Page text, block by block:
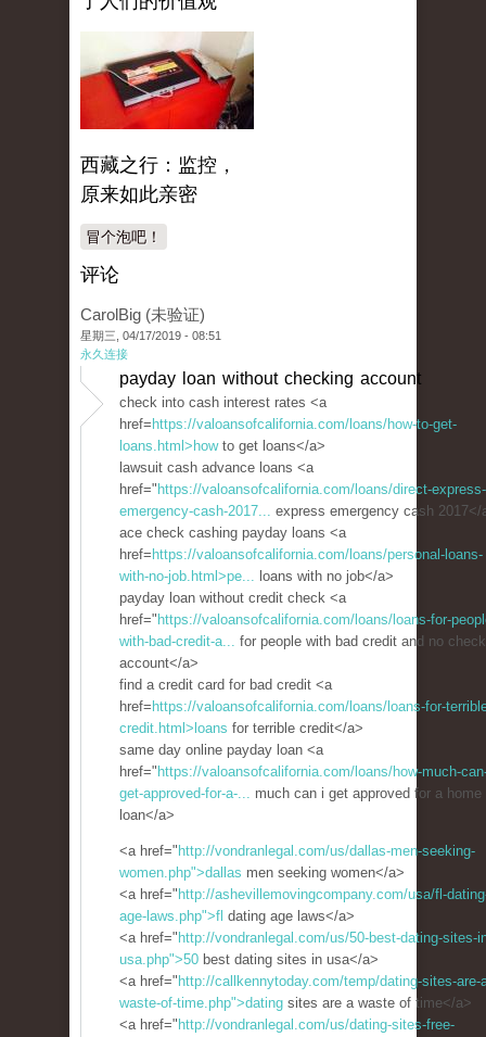
西藏之行：监控，
原来如此亲密
冒个泡吧！
评论
CarolBig (未验证)
星期三, 04/17/2019 - 08:51
永久连接
payday loan without checking account
check into cash interest rates <a
href= https://valoansofcalifornia.com/loans/how-to-get-
loans.html>howto get loans</a>
lawsuit cash advance loans <a
href=" https://valoansofcalifornia.com/loans/direct-express-
emergency-cash-2017... express emergency cash 2017</
ace check cashing payday loans <a
href= https://valoansofcalifornia.com/loans/personal-loans-
with-no-job.html>pe... loans with no job</a>
payday loan without credit check <a
href=" https://valoansofcalifornia.com/loans/loans-for-
with-bad-credit-a... for people with bad credit and no
account</a>
find a credit card for bad credit <a
href= https://valoansofcalifornia.com/loans/loans-for-
credit.html>loans for terrible credit</a>
same day online payday loan <a
href=" https://valoansofcalifornia.com/loans/how-much-
get-approved-for-a-... much can i get approved for a home
loan</a>
<a href=" http://vondranlegal.com/us/dallas-men-seeking-
women.php">dallas men seeking women</a>
<a href=" http://ashevillemovingcompany.com/usa/fl-
age-laws.php">fl dating age laws</a>
<a href=" http://vondranlegal.com/us/50-best-dating-sites-
usa.php">50 best dating sites in usa</a>
<a href=" http://callkennytoday.com/temp/dating-sites-are-
waste-of-time.php">dating sites are a waste of time</a>
<a href=" http://vondranlegal.com/us/dating-sites-free-